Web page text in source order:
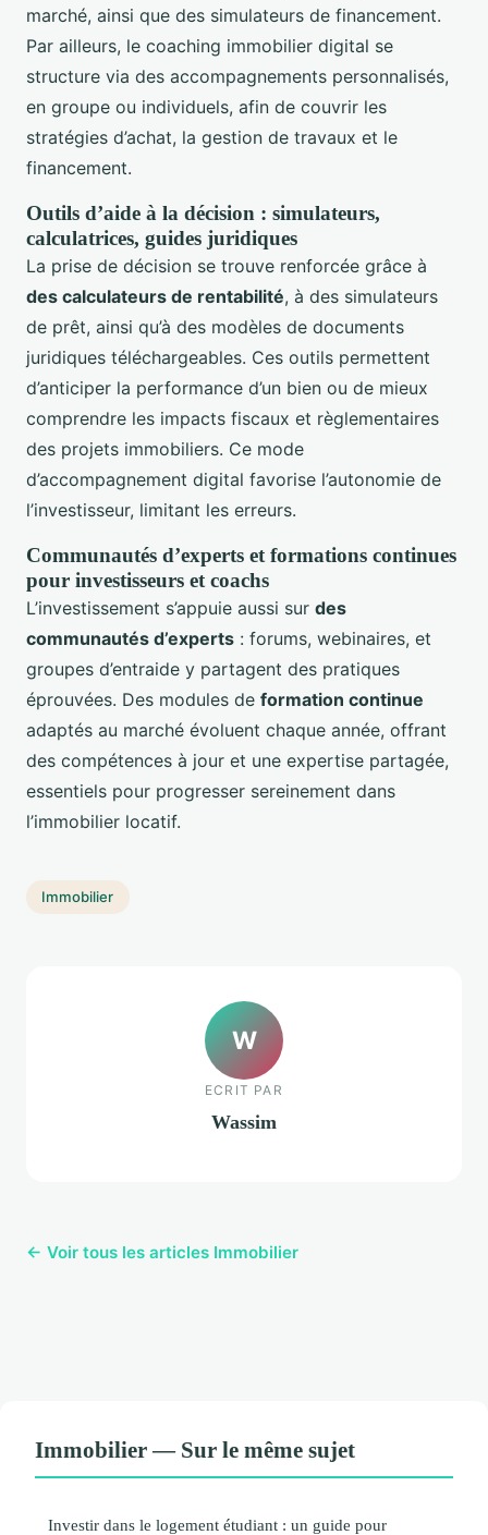
marché, ainsi que des simulateurs de financement.
Par ailleurs, le coaching immobilier digital se
structure via des accompagnements personnalisés,
en groupe ou individuels, afin de couvrir les
stratégies d’achat, la gestion de travaux et le
financement.
Outils d’aide à la décision : simulateurs,
calculatrices, guides juridiques
La prise de décision se trouve renforcée grâce à
des calculateurs de rentabilité, à des simulateurs
de prêt, ainsi qu’à des modèles de documents
juridiques téléchargeables. Ces outils permettent
d’anticiper la performance d’un bien ou de mieux
comprendre les impacts fiscaux et règlementaires
des projets immobiliers. Ce mode
d’accompagnement digital favorise l’autonomie de
l’investisseur, limitant les erreurs.
Communautés d’experts et formations continues
pour investisseurs et coachs
L’investissement s’appuie aussi sur des
communautés d’experts : forums, webinaires, et
groupes d’entraide y partagent des pratiques
éprouvées. Des modules de formation continue
adaptés au marché évoluent chaque année, offrant
des compétences à jour et une expertise partagée,
essentiels pour progresser sereinement dans
l’immobilier locatif.
Immobilier
W
ECRIT PAR
Wassim
← Voir tous les articles Immobilier
Immobilier — Sur le même sujet
Investir dans le logement étudiant : un guide pour